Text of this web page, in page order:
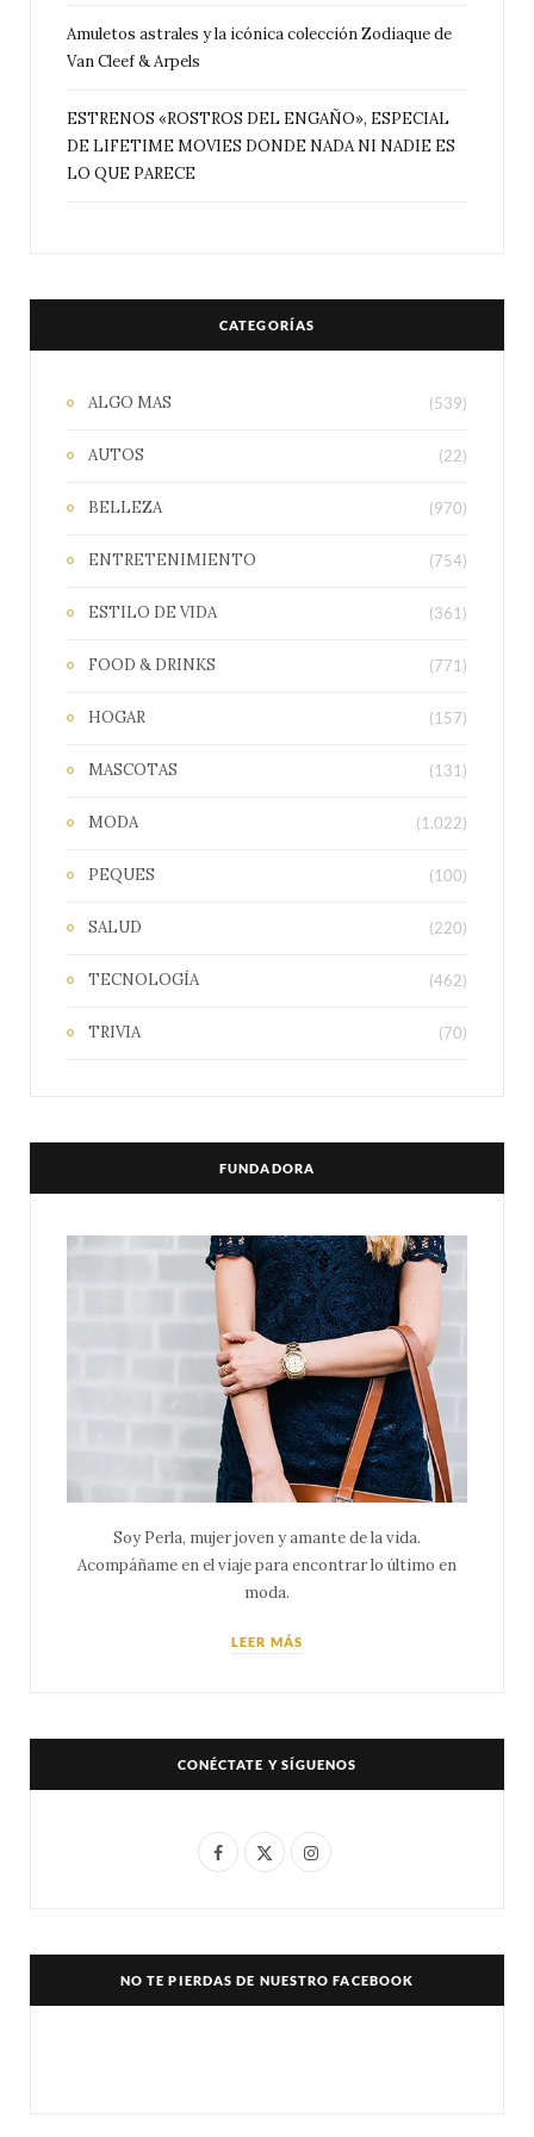
Amuletos astrales y la icónica colección Zodiaque de
Van Cleef & Arpels
ESTRENOS «ROSTROS DEL ENGAÑO», ESPECIAL
DE LIFETIME MOVIES DONDE NADA NI NADIE ES
LO QUE PARECE
CATEGORÍAS
ALGO MAS (539)
AUTOS (22)
BELLEZA (970)
ENTRETENIMIENTO (754)
ESTILO DE VIDA (361)
FOOD & DRINKS (771)
HOGAR (157)
MASCOTAS (131)
MODA (1.022)
PEQUES (100)
SALUD (220)
TECNOLOGÍA (462)
TRIVIA (70)
FUNDADORA
Soy Perla, mujer joven y amante de la vida.
Acompáñame en el viaje para encontrar lo último en
moda.
LEER MÁS
CONÉCTATE Y SÍGUENOS
F
e
X
w
I
t
NO TE PIERDAS DE NUESTRO FACEBOOK